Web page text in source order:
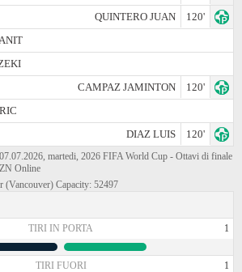
QUINTERO JUAN
120'
CAMPAZ JAMINTON
120'
DIAZ LUIS
120'
martedi, 2026 FIFA World Cup - Ottavi di finale
Online
(Vancouver) Capacity: 52497
TIRI IN PORTA 1
TIRI FUORI 1